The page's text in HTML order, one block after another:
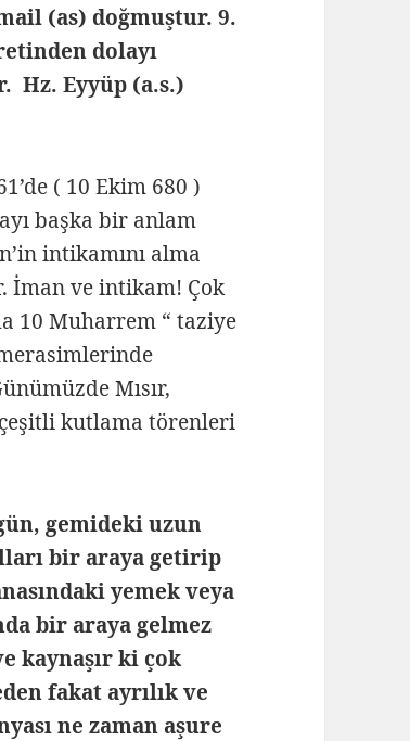
(as) doğmuştur. 9.
dolayı
Hz. Eyyüp (a.s.)
( 10 Ekim 680 )
başka bir anlam
intikamını alma
İman ve intikam! Çok
10 Muharrem “ taziye
Mısır,
kutlama törenleri
gemideki uzun
bir araya getirip
yemek veya
bir araya gelmez
kaynaşır ki çok
fakat ayrılık ve
ne zaman aşure